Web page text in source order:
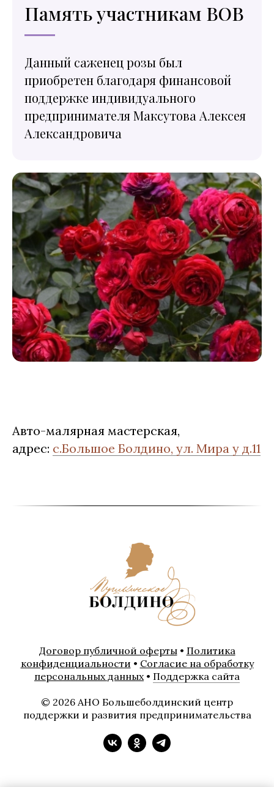
Память участникам ВОВ
Данный саженец розы был
приобретен благодаря финансовой
поддержке индивидуального
предпринимателя Максутова Алексея
Александровича
Авто-малярная мастерская,
адрес: с.Большое Болдино, ул. Мира у д.11
Договор публичной оферты• Политика
конфиденциальности • Согласие на обработку
персональных данных• Поддержка сайта
© 2026 АНО Большеболдинский центр
поддержки и развития предпринимательства